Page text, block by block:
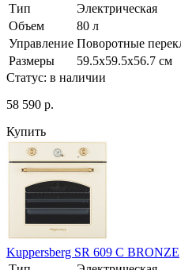
Тип
Электрическая
Объем
80 л
Управление Поворотные
Размеры
59.5х59.5х56.7 см
Статус: в наличии
58 590 р.
Купить
Kuppersberg SR 609 C BRONZE